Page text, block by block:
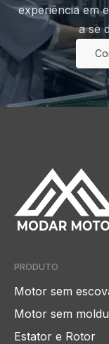
experiência em
a se
PRODUTO
Motor sem
Motor sem
Estator e Rotor